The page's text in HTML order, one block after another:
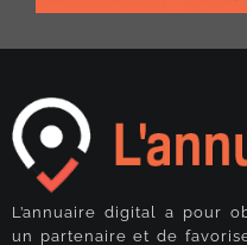
L’annuaire digital a pour
un partenaire et de